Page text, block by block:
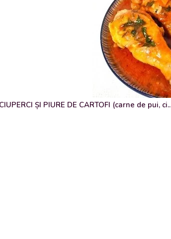
ȘI PIURE DE CARTOFI (carne de pui, ci..